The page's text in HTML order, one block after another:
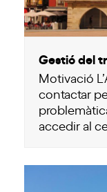
Gestió del
Motivació
contactar
accedir al